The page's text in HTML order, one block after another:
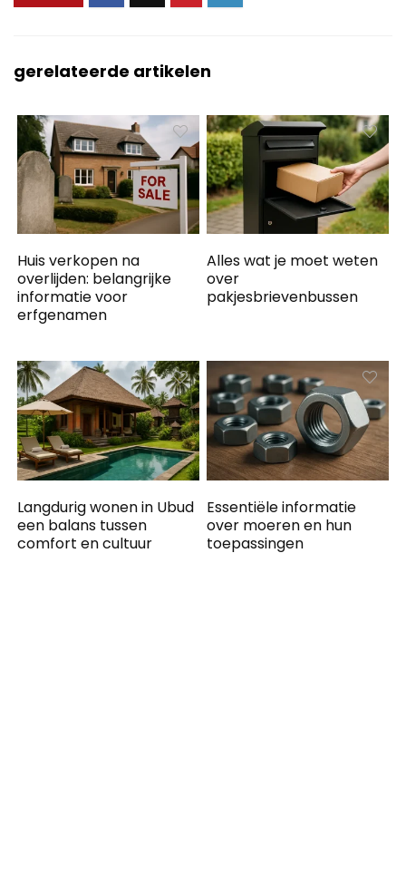
gerelateerde artikelen
Huis verkopen na
overlijden: belangrijke
informatie voor
erfgenamen
Alles wat je moet weten
over
pakjesbrievenbussen
Langdurig wonen in Ubud
een balans tussen
comfort en cultuur
Essentiële informatie
over moeren en hun
toepassingen